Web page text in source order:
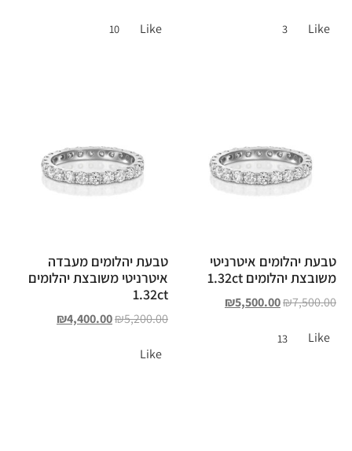
Like
3
Like
10
טבעת יהלומים איטרניטי
משובצת יהלומים 1.32ct
₪7,500.00
₪5,500.00
Like
13
טבעת יהלומים מעבדה
איטרניטי משובצת יהלומים
1.32ct
₪5,200.00
₪4,400.00
Like